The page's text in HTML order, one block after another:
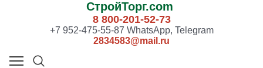
СтройТорг.com
8 800-201-52-73
+7 952-475-55-87 WhatsApp, Telegram
2834583@mail.ru